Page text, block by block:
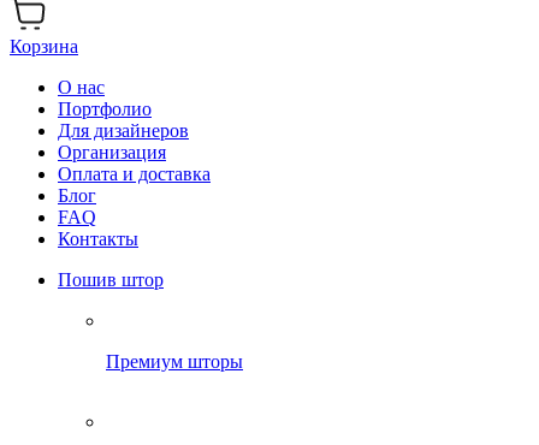
Корзина
О нас
Портфолио
Для дизайнеров
Организация
Оплата и доставка
Блог
FAQ
Контакты
Пошив штор
Премиум шторы